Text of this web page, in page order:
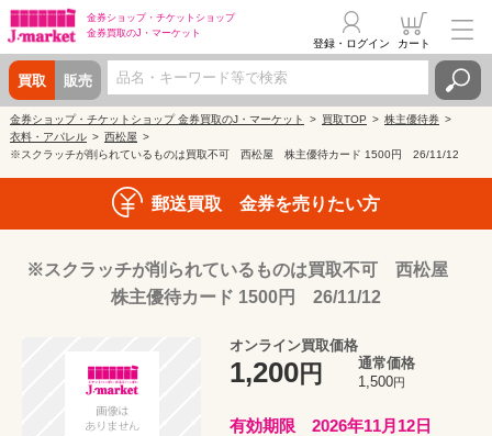
金券ショップ・ チケットショップ
金券買取のJ・マーケット
買取 販売
登録・ログイン カート
金券ショップ・チケットショップ 金券買取のJ・マーケット 買取TOP
株主優待券
衣料・アパレル
西松屋
※スクラッチが削られているものは買取不可 西松屋 株主優待カード 1500円 26/11/12
郵送買取 金券を売りたい方
※スクラッチが削られているものは買取不可 西松屋
株主優待カード 1500円 26/11/12
オンライン買取価格
1,200円
通常価格
1,500円
有効期限 2026年11月12日